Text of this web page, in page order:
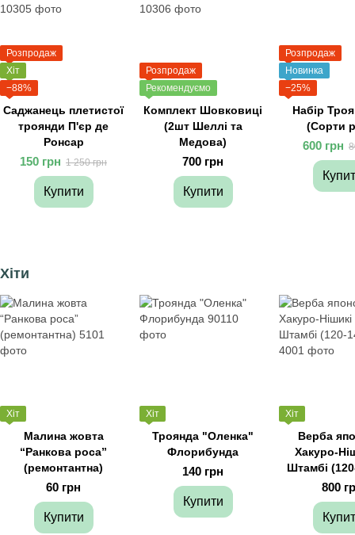
Розпродаж
Хіт
−88%
Саджанець плетистої
троянди П'єр де
Ронсар
150 грн 1 250 грн
Купити
Розпродаж
Рекомендуємо
Комплект Шовковиці
(2шт Шеллі та
Медова)
700 грн
Купити
Розпродаж
Новинка
−25%
Набір
(Сорти
600 грн
Хіти
Хіт
Малина жовта
“Ранкова роса”
(ремонтантна)
60 грн
Купити
Хіт
Троянда "Оленка"
Флорибунда
140 грн
Купити
Хіт
Верба
Хакуро-
Штамбі
800